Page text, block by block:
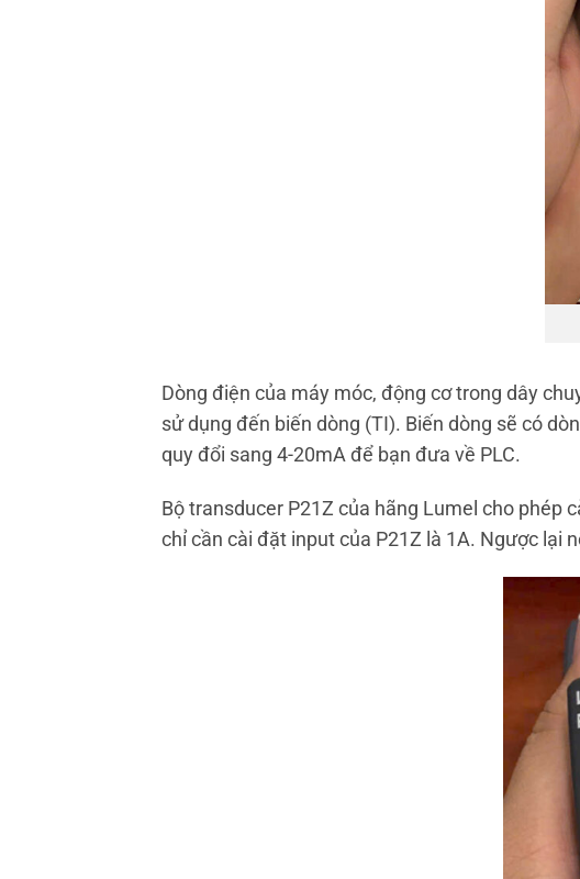
Dòng điện của máy móc, động cơ trong dây
sử dụng đến biến dòng (TI). Biến dòng sẽ có
quy đổi sang 4-20mA để bạn đưa về PLC.
Bộ transducer P21Z của hãng Lumel cho phép
chỉ cần cài đặt input của P21Z là 1A. Ngược lại